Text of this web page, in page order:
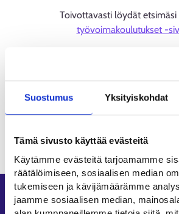
Suostumus Yksityiskohdat
Tämä sivusto käyttää evästeitä
Käytämme evästeitä tarjoamamme
räätälöimiseen, sosiaalisen median
tukemiseen ja kävijämäärämme
jaamme sosiaalisen median,
Toivottavasti löydät etsimäsi
työvoimakoulutukset -
Oikopolut